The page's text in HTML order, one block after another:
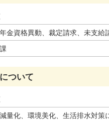
金資格異動、裁定請求、未支給
ついて
量化、環境美化、生活排水対策